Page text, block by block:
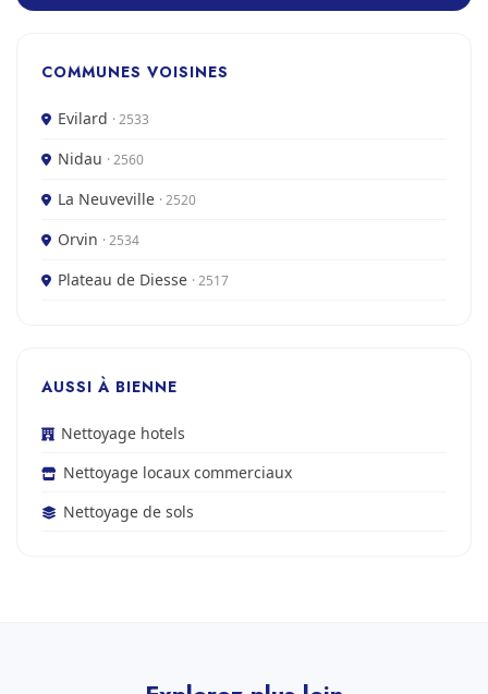
COMMUNES VOISINES
Evilard · 2533
Nidau · 2560
La Neuveville · 2520
Orvin · 2534
Plateau de Diesse · 2517
AUSSI À BIENNE
Nettoyage hotels
Nettoyage locaux commerciaux
Nettoyage de sols